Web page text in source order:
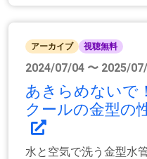
アーカイブ 視聴無料
2024/07/04 〜 2025/
あきらめないで
クールの金型の
水と空気で洗う金型水